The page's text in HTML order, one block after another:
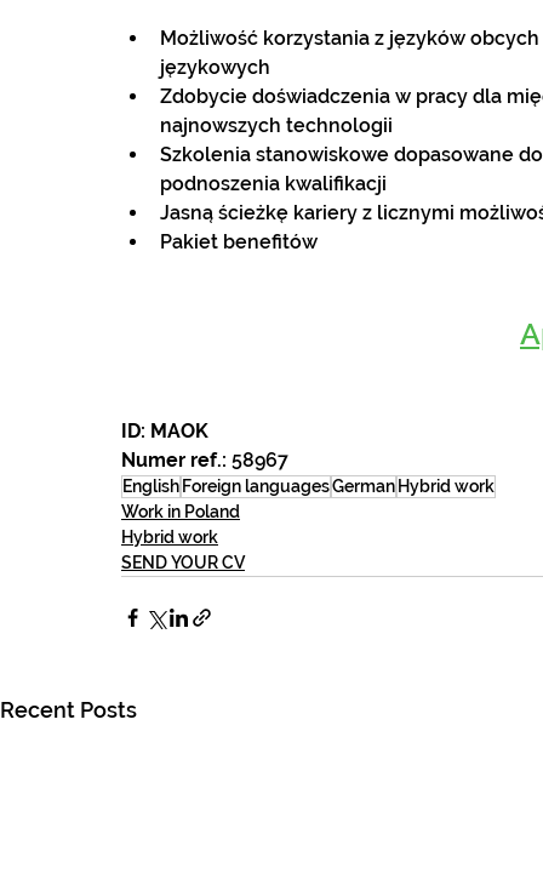
Możliwość korzystania z języków
językowych
Zdobycie doświadczenia w pracy dla
najnowszych technologii
Szkolenia stanowiskowe dopasowane
podnoszenia kwalifikacji
Jasną ścieżkę kariery z licznymi
Pakiet benefitów
ID: MAOK
Numer ref.: 58967
English Foreign languagesGerman Hybrid work
Work in Poland
Hybrid work
SEND YOUR CV
Recent Posts